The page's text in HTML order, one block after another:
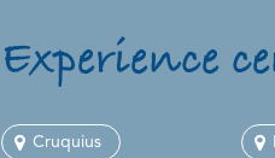
Experience
Cruquius